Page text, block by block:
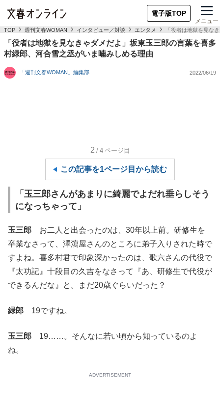
電子版TOP
メニュー
TOP 週刊文春WOMAN インタビュー／対談 エンタメ 「役者は地獄を見な
「役者は地獄を見なきゃダメだよ」坂東玉三郎の言葉を喜多
村緑郎、河合雪之丞がいま噛みしめる理由
「週刊文春WOMAN」編集部 2022/06/19
2 /4 ページ目
この記事を1ページ目から読む
「玉三郎さんがあまりに綺麗でよだれ垂らしそう
になっちゃって」
玉三郎 お二人と出会ったのは、30年以上前。研修生を
卒業なさって、澤瀉屋さんのところに弟子入りされた時で
すよね。喜多村君で印象深かったのは、歌六さんの代役で
『太功記』十段目の久吉をなさって『あ、研修生で代役が
できるんだな』と。まだ20歳ぐらいだった？
緑郎 19ですね。
玉三郎 19……。そんなに若い頃から知っているのよ
ね。
ADVERTISEMENT